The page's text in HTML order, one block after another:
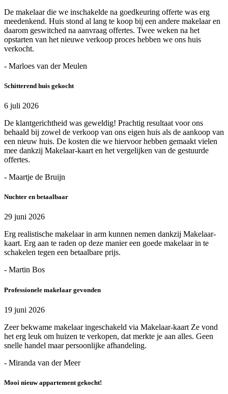
De makelaar die we inschakelde na goedkeuring offerte was erg
meedenkend. Huis stond al lang te koop bij een andere makelaar en
daarom geswitched na aanvraag offertes. Twee weken na het
opstarten van het nieuwe verkoop proces hebben we ons huis
verkocht.
- Marloes van der Meulen
Schitterend huis gekocht
6 juli 2026
De klantgerichtheid was geweldig! Prachtig resultaat voor ons
behaald bij zowel de verkoop van ons eigen huis als de aankoop van
een nieuw huis. De kosten die we hiervoor hebben gemaakt vielen
mee dankzij Makelaar-kaart en het vergelijken van de gestuurde
offertes.
- Maartje de Bruijn
Nuchter en betaalbaar
29 juni 2026
Erg realistische makelaar in arm kunnen nemen dankzij Makelaar-
kaart. Erg aan te raden op deze manier een goede makelaar in te
schakelen tegen een betaalbare prijs.
- Martin Bos
Professionele makelaar gevonden
19 juni 2026
Zeer bekwame makelaar ingeschakeld via Makelaar-kaart Ze vond
het erg leuk om huizen te verkopen, dat merkte je aan alles. Geen
snelle handel maar persoonlijke afhandeling.
- Miranda van der Meer
Mooi nieuw appartement gekocht!